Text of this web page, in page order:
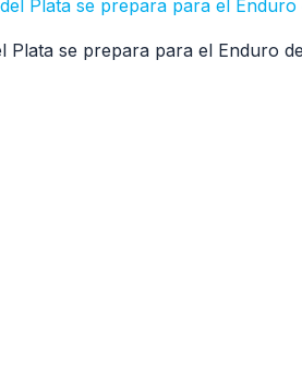
Plata se prepara para el Enduro